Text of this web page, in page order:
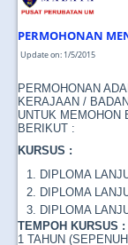
PERMOHONAN
Update on: 1/5/2015
PERMOHONAN
KERAJAAN /
UNTUK MEMOHON
BERIKUT :
KURSUS :
DIPLOMA
DIPLOMA
DIPLOMA
TEMPOH KURSUS :
1 TAHUN